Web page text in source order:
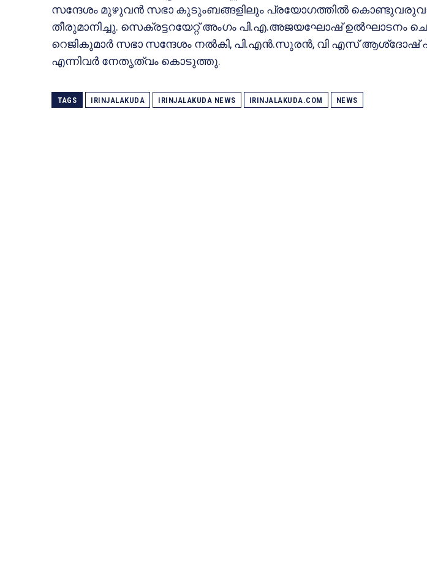
സന്ദേശം മുഴുവൻ സഭാ കുടുംബങ്ങളിലും പ്രയോഗത്തിൽ
തീരുമാനിച്ചു. സെക്രട്ടറയേറ്റ് അംഗം പി.എ.അജയഘോഷ് ഉൽഘാടനം
റെജികുമാർ സഭാ സന്ദേശം നൽകി, പി.എൻ.സുരൻ, വി എസ് ആശ്ദോഷ്
എന്നിവർ നേതൃത്വം കൊടുത്തു.
TAGS IRINJALAKUDA IRINJALAKUDA NEWS IRINJALAKUDA.COM NEWS